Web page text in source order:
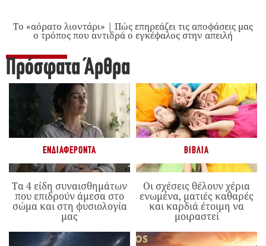
Το «αόρατο λιοντάρι» | Πώς επηρεάζει τις αποφάσεις μας
ο τρόπος που αντιδρά ο εγκέφαλος στην απειλή
Πρόσφατα Άρθρα
ΕΝΔΙΑΦΈΡΟΝΤΑ
Τα 4 είδη συναισθημάτων
που επιδρούν άμεσα στο
σώμα και στη φυσιολογία
μας
ΒΙΒΛΊΑ
Οι σχέσεις θέλουν χέρια
ενωμένα, ματιές καθαρές
και καρδιά έτοιμη να
μοιραστεί